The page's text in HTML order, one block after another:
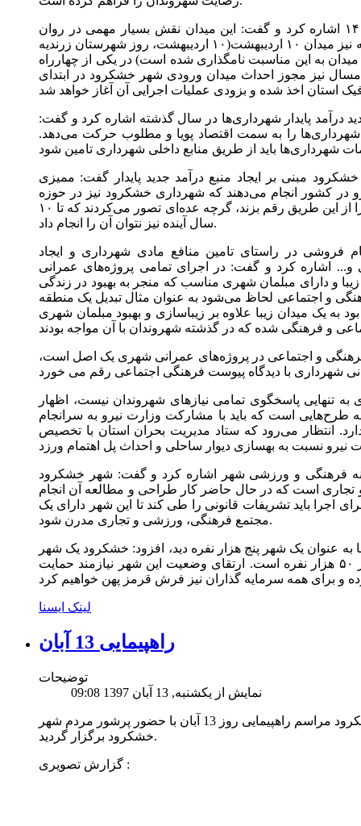
وی به افتتاح نخستین میدان شهر در سال ۱۴۰۰ اشاره کرد و گفت: این میدان نقش بسیار مهمی در روان
سازی ترافیک شهری دارد. در پایان سال گذشته نیز میدان ۱۰ اردیبهشت(۱۰ اردیبهشت، روز شهرستان زرندیه
به این مناسبت نامگذاری شده است) در یکی از چهارراه
نیز مجوز احداث میدان ورودی شهر خشکرود در ابتدای
درآمد پایدار شهرداری‌ها در سال گذشته اشاره کرد و گفت:
را به سمت اقتصاد پویا و مطلوب حرکت می‌دهد.
مبنی بر ایجاد منبع درآمد جدید پایدار گفت: ممیزی
در کشور انجام می‌دهند که شهرداری خشکرود نیز در حوزه
شهرسازی و درآمدی توانست اتفاقات بزرگی را از این طریق رقم بزند، گرچه عده‌ای تصور می‌کردند که تا ۱۰
سال آینده نیز نتوان آن را انجام داد.
در راستای تامین منافع مادی شهرداری و ایجاد
و... اشاره کرد و گفت: در اجرای تمامی پروژه‌های عمرانی
و دارای مبلمان شهری مناسب که منجر به بهبود در زندگی
و اجتماعی لحاظ می‌شود به عنوان مثال تبدیل یک منطقه
به یک میدان زیبا علاوه بر زیباسازی و بهبود مبلمان شهری
و اجتماعی در پروژه‌های عمرانی شهری یک اصل است،
به تنهایی پاسخگوی تمامی نیازهای شهروندان نیست، اظهار
طرح‌هایی است که باید با مشارکت وزارت نیرو به سرانجام
انتظار می‌رود که ستاد مدیریت بحران استان با تخصیص
فرهنگی و ورزشی شهر اشاره کرد و گفت: شهر خشکرود
تجاری است که در حال حاضر کار طراحی و مطالعه آن انجام
باید تشریفات قانونی را طی کند تا این شهر دارای یک
مجتمع فرهنگی، ورزشی و تجاری مدرن شود.
به عنوان یک شهر پنج هزار نفره دید، افزود: خشکرود یک شهر
تولیدکننده است و اقتصاد آن فراتر از یک شهر ۵۰ هزار نفره است. ارتقای وضعیت این شهر نیازمند حمایت
لینک ایسنا
راهپیمایی 13 آبان
توضیحات
نمایش از یکشنبه, 13 آبان 1397 09:08
به گزارش روابط عمومی شهرداری خشکرود مراسم راهپیمایی روز 13 آبان با حضور پرشور مردم شهر
خشکرود برگزار گردید.
گزارش تصویری :